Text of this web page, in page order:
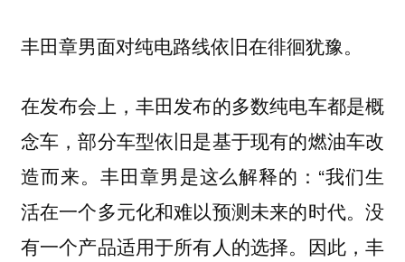
丰田章男面对纯电路线依旧在徘徊犹豫。
在发布会上，丰田发布的多数纯电车都是概
念车，部分车型依旧是基于现有的燃油车改
造而来。丰田章男是这么解释的：“我们生
活在一个多元化和难以预测未来的时代。没
有一个产品适用于所有人的选择。因此，丰